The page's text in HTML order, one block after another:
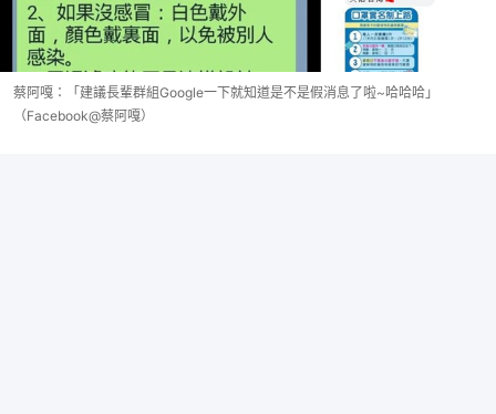
蔡阿嘎：「建議長輩群組Google一下就知道是不是假消息了啦~哈哈哈」
（Facebook@蔡阿嘎）